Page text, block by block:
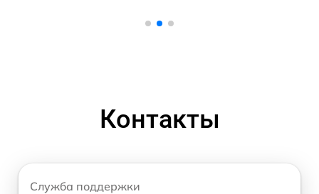
Контакты
Служба поддержки